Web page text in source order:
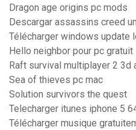
Dragon age origins pc mods
Descargar assassins creed
Télécharger windows update
Hello neighbor pour pc gratuit
Raft survival multiplayer 2 3d
Sea of thieves pc mac
Solution survivors the quest
Telecharger itunes iphone 5
Télécharger musique